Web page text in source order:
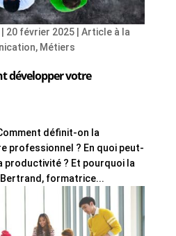
développer votre
20 février 2025| Article à la
, Métiers
définit-on la
professionnel ? En quoi peut-
productivité ? Et pourquoi la
formatrice...